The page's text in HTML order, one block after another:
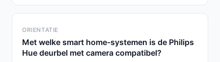
ORIENTATIE
Met welke smart home-systemen is de Philips
Hue deurbel met camera compatibel?